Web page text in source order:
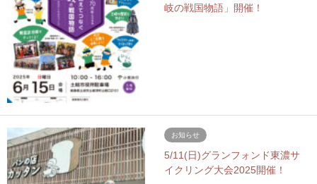
岐の戦国物語」開催！
お知らせ
5/11(日)グランフォンド東濃サ
イクリング大会2025開催！